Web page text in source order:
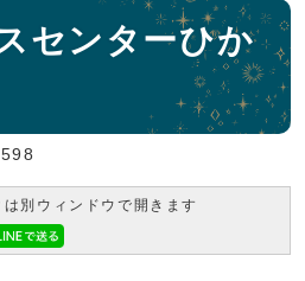
センターひか
別ウィンドウで開きます